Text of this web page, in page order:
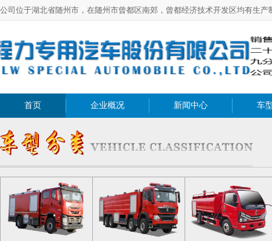
公司位于湖北省随州市，在随州市曾都区南郊，曾都经济技术开发区均有生产
首页 企业概况 新闻中心 车